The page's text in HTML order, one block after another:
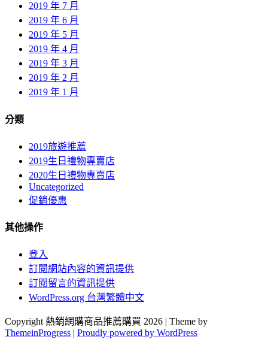
2019 年 7 月
2019 年 6 月
2019 年 5 月
2019 年 4 月
2019 年 3 月
2019 年 2 月
2019 年 1 月
分類
2019旅遊推薦
2019生日禮物專賣店
2020生日禮物專賣店
Uncategorized
促銷優惠
其他操作
登入
訂閱網站內容的資訊提供
訂閱留言的資訊提供
WordPress.org 台灣繁體中文
Copyright 熱銷網購商品推薦購買 2026 | Theme by
ThemeinProgress | Proudly powered by WordPress